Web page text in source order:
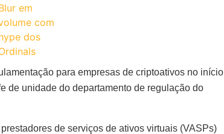
para empresas de criptoativos no início
de unidade do departamento de regulação do
de serviços de ativos virtuais (VASPs)